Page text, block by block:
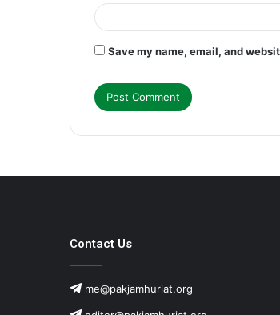
Save my name, email, and
Contact Us
me@pakjamhuriat.org